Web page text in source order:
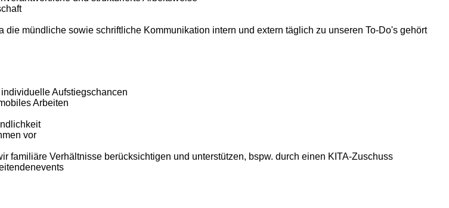
mündliche sowie schriftliche Kommunikation intern und extern täglich zu unseren To-Do's gehört
Aufstiegschancen
Arbeiten
vor
Verhältnisse berücksichtigen und unterstützen, bspw. durch einen KITA-Zuschuss